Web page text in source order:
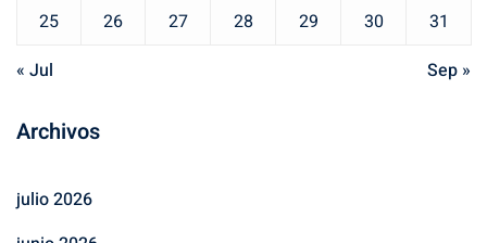
25
26 27 28 29 30
31
« Jul
Sep »
Archivos
julio 2026